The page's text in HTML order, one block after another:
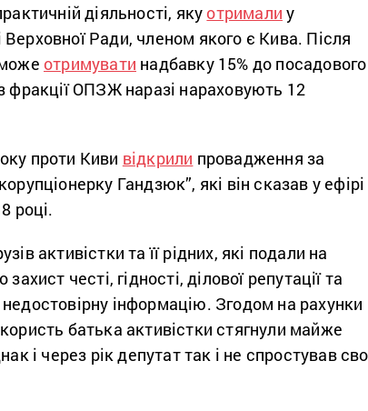
діяльності, яку отримали у
Ради, членом якого є Кива. Після
отримувати надбавку 15% до посадового
фракції ОПЗЖ наразі нараховують 12
проти Киви відкрили провадження за
Гандзюк”, які він сказав у ефірі
році.
активістки та її рідних, які подали на
честі, гідності, ділової репутації та
інформацію. Згодом на рахунки
батька активістки стягнули майже
і через рік депутат так і не спростував